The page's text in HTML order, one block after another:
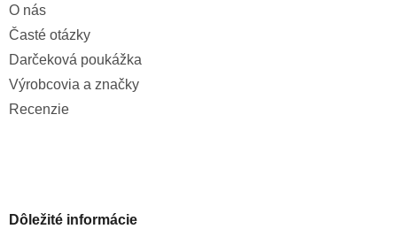
O nás
Časté otázky
Darčeková poukážka
Výrobcovia a značky
Recenzie
Dôležité informácie